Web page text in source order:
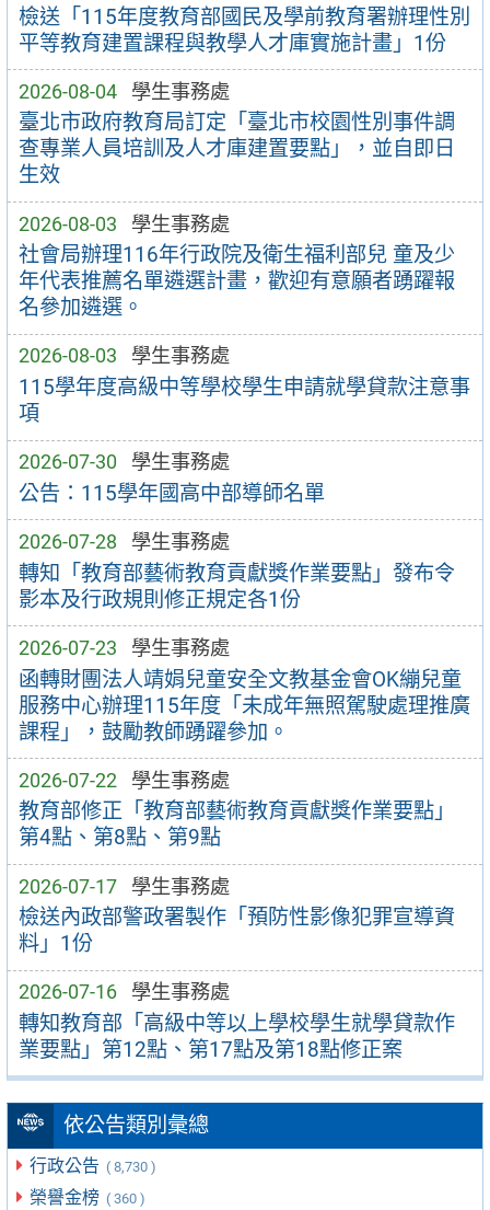
檢送「115年度教育部國民及學前教育署辦理性別
平等教育建置課程與教學人才庫實施計畫」1份
2026-08-04 學生事務處
臺北市政府教育局訂定「臺北市校園性別事件調
查專業人員培訓及人才庫建置要點」，並自即日
生效
2026-08-03 學生事務處
社會局辦理116年行政院及衛生福利部兒 童及少
年代表推薦名單遴選計畫，歡迎有意願者踴躍報
名參加遴選。
2026-08-03 學生事務處
115學年度高級中等學校學生申請就學貸款注意事
項
2026-07-30 學生事務處
公告：115學年國高中部導師名單
2026-07-28 學生事務處
轉知「教育部藝術教育貢獻獎作業要點」發布令
影本及行政規則修正規定各1份
2026-07-23 學生事務處
函轉財團法人靖娟兒童安全文教基金會OK繃兒童
服務中心辦理115年度「未成年無照駕駛處理推廣
課程」，鼓勵教師踴躍參加。
2026-07-22 學生事務處
教育部修正「教育部藝術教育貢獻獎作業要點」
第4點、第8點、第9點
2026-07-17 學生事務處
檢送內政部警政署製作「預防性影像犯罪宣導資
料」1份
2026-07-16 學生事務處
轉知教育部「高級中等以上學校學生就學貸款作
業要點」第12點、第17點及第18點修正案
依公告類別彙總
行政公告 ( 8,730 )
榮譽金榜 ( 360 )